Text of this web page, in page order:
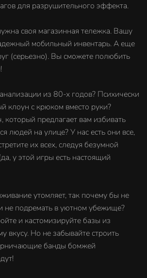
для разрушительного эффекта.
своя магазинная тележка. Вашу
мобильный инвентарь. А еще
(серьезно). Вы сможете полюбить
из 80-х годов? Психически
клоун с крюком вместо руки?
предлагает вам избивать
людей на улице? У нас есть они все,
их всех, следуя безумной
у этой игры есть настоящий
утомляет, так почему бы не
не подремать в уютном убежище?
и кастомизируйте базы из
вкусу. Но не забывайте строить
банды бомжей